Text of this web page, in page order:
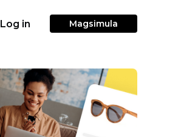
Log in Magsimula